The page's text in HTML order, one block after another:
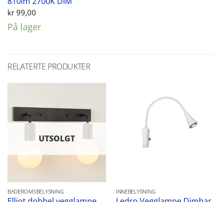
kr99,00
På lager
RELATERTE PRODUKTER
UTSOLGT
BADEROMSBELYSNING INNEBELYSNING